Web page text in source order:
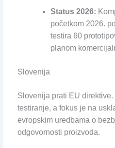
Status 2026:
početkom 2026.
testira 60
planom
Slovenija
Slovenija prati EU
testiranje, a fokus je na
evropskim uredbama o
odgovornosti proizvoda.